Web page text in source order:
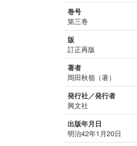
巻号
第三巻
版
訂正再版
著者
岡田秋嶺（著）
発行社／発行者
興文社
出版年月日
明治42年1月20日